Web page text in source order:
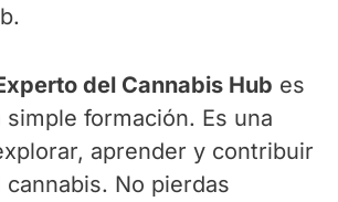
del Cannabis Hub es
simple formación. Es una
aprender y contribuir
No pierdas